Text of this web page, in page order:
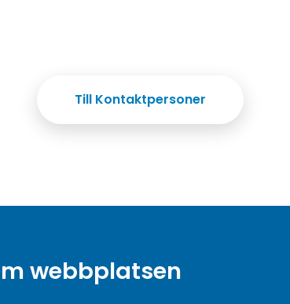
Till Kontaktpersoner
webbplatsen